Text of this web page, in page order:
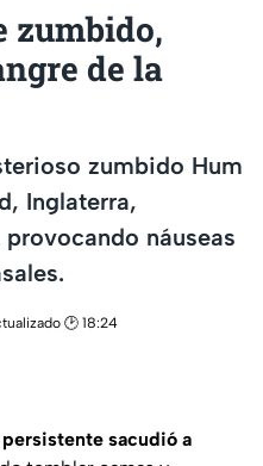
zumbido,
de la
zumbido Hum
Inglaterra,
náuseas
🕑 18:24
sacudió a